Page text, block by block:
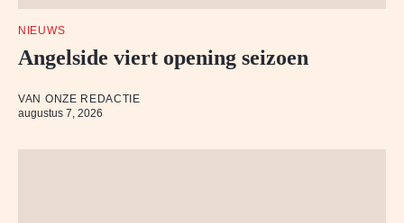
NIEUWS
Angelside viert opening seizoen
VAN ONZE REDACTIE
augustus 7, 2026